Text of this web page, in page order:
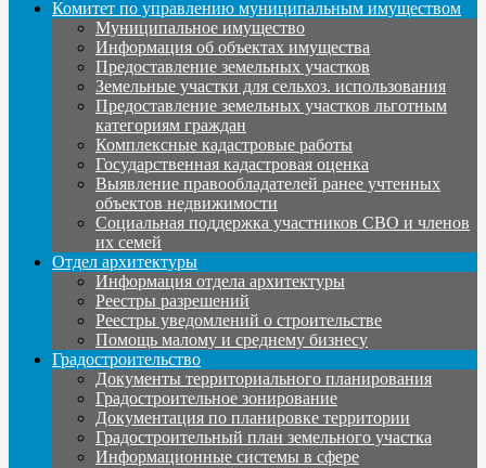
Комитет по управлению муниципальным имуществом
Муниципальное имущество
Информация об объектах имущества
Предоставление земельных участков
Земельные участки для сельхоз. использования
Предоставление земельных участков льготным
категориям граждан
Комплексные кадастровые работы
Государственная кадастровая оценка
Выявление правообладателей ранее учтенных
объектов недвижимости
Социальная поддержка участников СВО и членов
их семей
Отдел архитектуры
Информация отдела архитектуры
Реестры разрешений
Реестры уведомлений о строительстве
Помощь малому и среднему бизнесу
Градостроительство
Документы территориального планирования
Градостроительное зонирование
Документация по планировке территории
Градостроительный план земельного участка
Информационные системы в сфере